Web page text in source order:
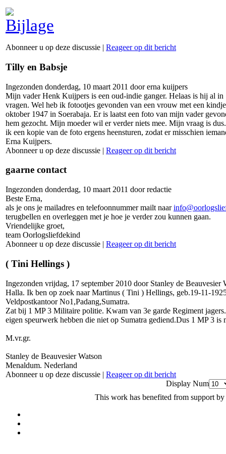
Abonneer u op deze discussie | Reageer op dit bericht
Tilly en Babsje
Ingezonden donderdag, 10 maart 2011 door erna kuijpers
Mijn vader Henk Kuijpers is een oud-indie ganger. Helaas is hij al
vragen. Wel heb ik fotootjes gevonden van een vrouw met een
oktober 1947 in Soerabaja. Er is laatst een foto van mijn vader
hem gezocht. Mijn moeder wil er verder niets mee. Mijn vraag is
ik een kopie van de foto ergens heensturen, zodat er misschien
Erna Kuijpers.
Abonneer u op deze discussie | Reageer op dit bericht
gaarne contact
Ingezonden donderdag, 10 maart 2011 door redactie
Beste Erna,
als je ons je mailadres en telefoonnummer mailt naar
terugbellen en overleggen met je hoe je verder zou kunnen gaan.
Vriendelijke groet,
team Oorlogsliefdekind
Abonneer u op deze discussie | Reageer op dit bericht
( Tini Hellings )
Ingezonden vrijdag, 17 september 2010 door Stanley de Beauvesier
Halla. Ik ben op zoek naar Martinus ( Tini ) Hellings, geb.19-11-
Veldpostkantoor No1,Padang,Sumatra.
Zat bij 1 MP 3 Militaire politie. Kwam van 3e garde Regiment
eigen speurwerk hebben die niet op Sumatra gediend.Dus 1 MP 3
M.vr.gr.
Stanley de Beauvesier Watson
Menaldum. Nederland
Abonneer u op deze discussie | Reageer op dit bericht
Display Num
This work has benefited from support